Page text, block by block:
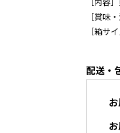
［賞味
［箱サ
配送・